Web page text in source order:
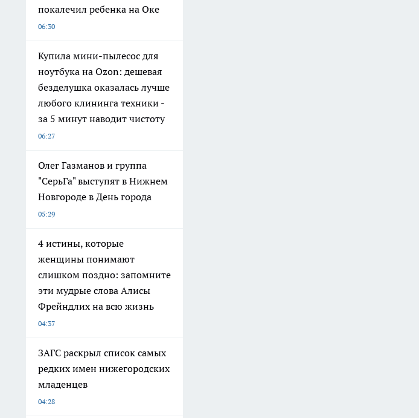
покалечил ребенка на Оке
06:30
Купила мини-пылесос для
ноутбука на Ozon: дешевая
безделушка оказалась лучше
любого клининга техники -
за 5 минут наводит чистоту
06:27
Олег Газманов и группа
"СерьГа" выступят в Нижнем
Новгороде в День города
05:29
4 истины, которые
женщины понимают
слишком поздно: запомните
эти мудрые слова Алисы
Фрейндлих на всю жизнь
04:37
ЗАГС раскрыл список самых
редких имен нижегородских
младенцев
04:28